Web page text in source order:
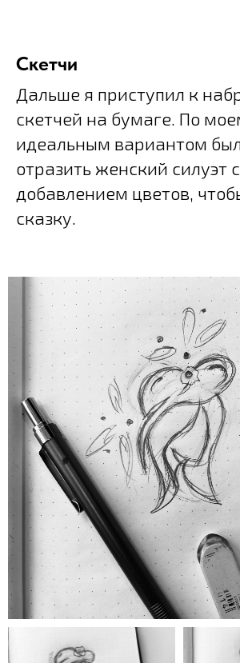
Скетчи
Дальше я приступил к
скетчей на бумаге. По
идеальным вариантом
отразить женский силуэт с
добавлением цветов,
сказку.